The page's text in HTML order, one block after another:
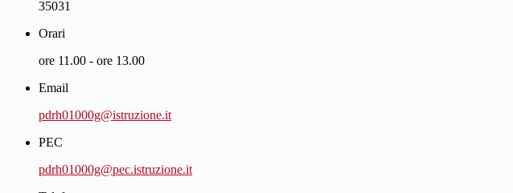
35031
Orari
ore 11.00 - ore 13.00
Email
pdrh01000g@istruzione.it
PEC
pdrh01000g@pec.istruzione.it